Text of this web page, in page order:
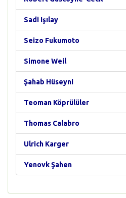
Sadi Işılay
Seizo Fukumoto
Simone Weil
Şahab Hüseyni
Teoman Köprülüler
Thomas Calabro
Ulrich Karger
Yenovk Şahen